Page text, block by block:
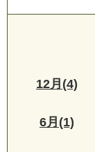
12月(4)
6月(1)